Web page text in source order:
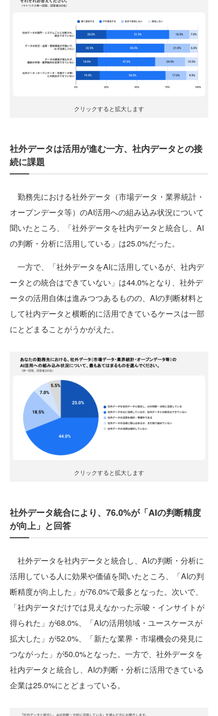
クリックすると拡大します
社外データは活用が進む一方、社内データとの接
続に課題
勤務先における社外データ（市場データ・業界統計・
オープンデータ等）のAI活用への組み込み状況について
聞いたところ、「社外データを社内データと統合し、AI
の判断・分析に活用している」は25.0%だった。
一方で、「社外データをAIに活用しているが、社内デ
ータとの統合はできていない」は44.0%となり、社外デ
ータの活用自体は進みつつあるものの、AIの判断材料と
して社内データと横断的に活用できているケースは一部
にとどまることがうかがえた。
クリックすると拡大します
社外データ統合により、76.0%が「AIの判断精度
が向上」と回答
社外データを社内データと統合し、AIの判断・分析に
活用している人に効果や価値を聞いたところ、「AIの判
断精度が向上した」が76.0%で最多となった。次いで、
「社内データだけでは見えなかった示唆・インサイトが
得られた」が68.0%、「AIの活用領域・ユースケースが
拡大した」が52.0%、「新たな業界・市場機会の発見に
つながった」が50.0%となった。一方で、社外データを
社内データと統合し、AIの判断・分析に活用できている
企業は25.0%にとどまっている。